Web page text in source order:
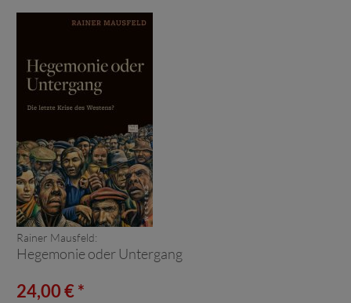
Rainer Mausfeld:
Hegemonie oder Untergang
24,00 € *